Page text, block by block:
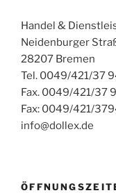
Handel &
Neidenburger
28207 Bremen
Tel. 0049/421/37
Fax. 0049/421/37
Fax: 0049/421/
info@dollex.de